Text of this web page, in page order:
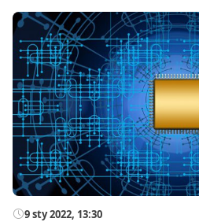
9 sty 2022, 13:30